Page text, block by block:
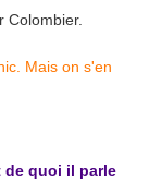
Colombier.
de quoi il parle